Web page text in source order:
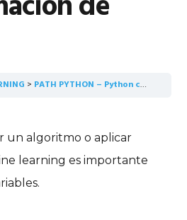
PATH PYTHON – Python como herramienta de Ciencia de Datos
un algoritmo o aplicar
learning es importante